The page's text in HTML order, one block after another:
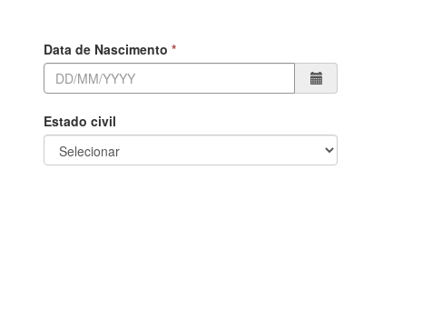
Data de Nascimento
Estado civil